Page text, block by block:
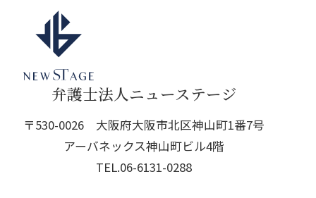
弁護士法人ニューステージ
〒530-0026 大阪府大阪市北区神山町1番7号
アーバネックス神山町ビル4階
TEL.06-6131-0288